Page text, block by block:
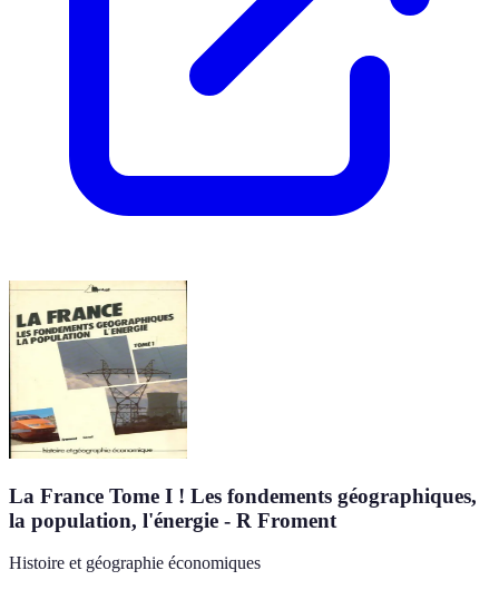
La France Tome I ! Les fondements géographiques,
la population, l'énergie - R Froment
Histoire et géographie économiques